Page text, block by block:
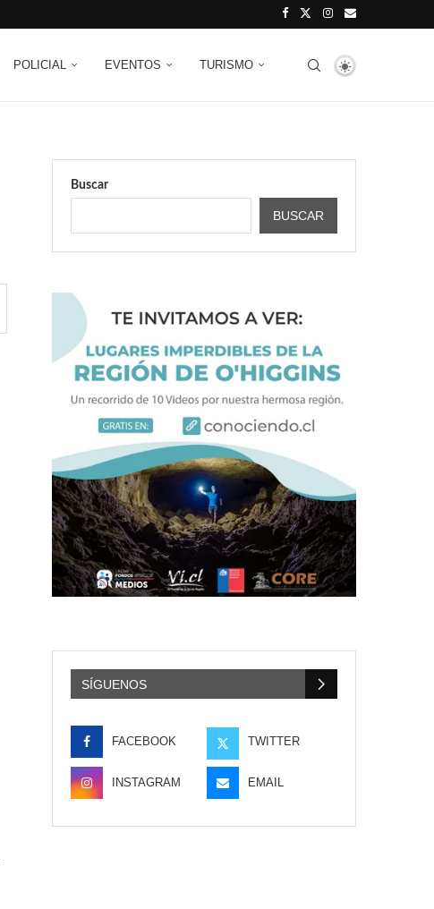
POLICIAL EVENTOS TURISMO
Buscar
BUSCAR
SÍGUENOS
FACEBOOK TWITTER
INSTAGRAM EMAIL